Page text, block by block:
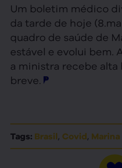
Um boletim médico
da tarde de hoje
quadro de saúde de
estável e evolui bem.
a ministra recebe alta
breve.
Tags: Brasil, Covid,